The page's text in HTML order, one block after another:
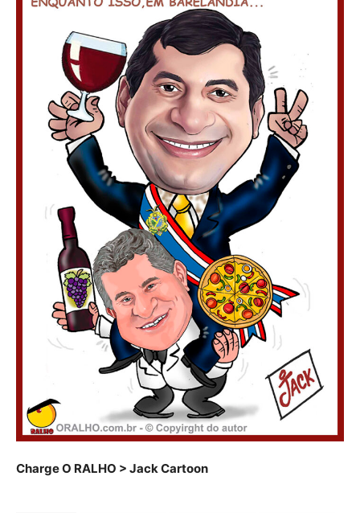
Charge O RALHO > Jack Cartoon